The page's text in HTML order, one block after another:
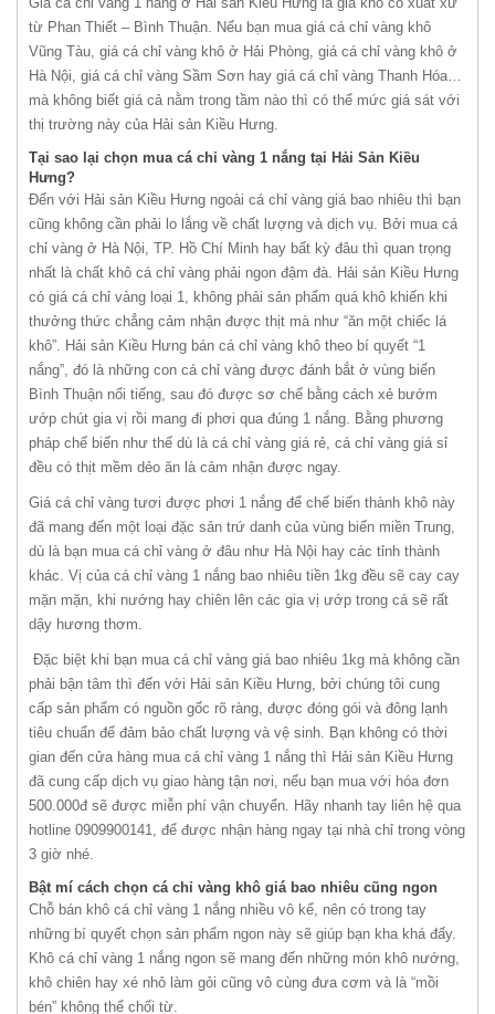
từ Phan Thiết – Bình Thuận. Nếu bạn mua giá cá chỉ vàng khô
Vũng Tàu, giá cá chỉ vàng khô ở Hải Phòng, giá cá chỉ vàng khô ở
Hà Nội, giá cá chỉ vàng Sầm Sơn hay giá cá chỉ vàng Thanh Hóa…
mà không biết giá cả nằm trong tầm nào thì có thể mức giá sát với
thị trường này của Hải sản Kiều Hưng.
Tại sao lại chọn mua cá chỉ vàng 1 nắng tại Hải Sản Kiều
Hưng?
Đến với Hải sản Kiều Hưng ngoài cá chỉ vàng giá bao nhiêu thì bạn
cũng không cần phải lo lắng về chất lượng và dịch vụ. Bởi mua cá
chỉ vàng ở Hà Nội, TP. Hồ Chí Minh hay bất kỳ đâu thì quan trọng
nhất là chất khô cá chỉ vàng phải ngon đậm đà. Hải sản Kiều Hưng
có giá cá chỉ vàng loại 1, không phải sản phẩm quá khô khiến khi
thưởng thức chẳng cảm nhận được thịt mà như “ăn một chiếc lá
khô”. Hải sản Kiều Hưng bán cá chỉ vàng khô theo bí quyết “1
nắng”, đó là những con cá chỉ vàng được đánh bắt ở vùng biển
Bình Thuận nổi tiếng, sau đó được sơ chế bằng cách xẻ bướm
ướp chút gia vị rồi mang đi phơi qua đúng 1 nắng. Bằng phương
pháp chế biến như thế dù là cá chỉ vàng giá rẻ, cá chỉ vàng giá sỉ
đều có thịt mềm dẻo ăn là cảm nhận được ngay.
Giá cá chỉ vàng tươi được phơi 1 nắng để chế biến thành khô này
đã mang đến một loại đặc sản trứ danh của vùng biển miền Trung,
dù là bạn mua cá chỉ vàng ở đâu như Hà Nội hay các tỉnh thành
khác. Vị của cá chỉ vàng 1 nắng bao nhiêu tiền 1kg đều sẽ cay cay
mặn mặn, khi nướng hay chiên lên các gia vị ướp trong cá sẽ rất
dậy hương thơm.
Đặc biệt khi bạn mua cá chỉ vàng giá bao nhiêu 1kg mà không cần
phải bận tâm thì đến với Hải sản Kiều Hưng, bởi chúng tôi cung
cấp sản phẩm có nguồn gốc rõ ràng, được đóng gói và đông lạnh
tiêu chuẩn để đảm bảo chất lượng và vệ sinh. Bạn không có thời
gian đến cửa hàng mua cá chỉ vàng 1 nắng thì Hải sản Kiều Hưng
đã cung cấp dịch vụ giao hàng tận nơi, nếu bạn mua với hóa đơn
500.000đ sẽ được miễn phí vận chuyển. Hãy nhanh tay liên hệ qua
hotline 0909900141, để được nhận hàng ngay tại nhà chỉ trong vòng
3 giờ nhé.
Bật mí cách chọn cá chỉ vàng khô giá bao nhiêu cũng ngon
Chỗ bán khô cá chỉ vàng 1 nắng nhiều vô kể, nên có trong tay
những bí quyết chọn sản phẩm ngon này sẽ giúp bạn kha khá đấy.
Khô cá chỉ vàng 1 nắng ngon sẽ mang đến những món khô nướng,
khô chiên hay xé nhỏ làm gỏi cũng vô cùng đưa cơm và là “mồi
bén” không thể chối từ.